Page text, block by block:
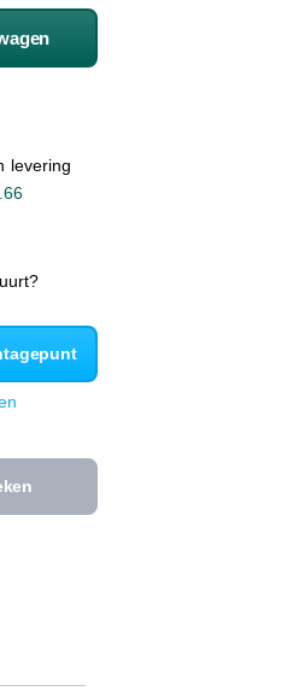
levering